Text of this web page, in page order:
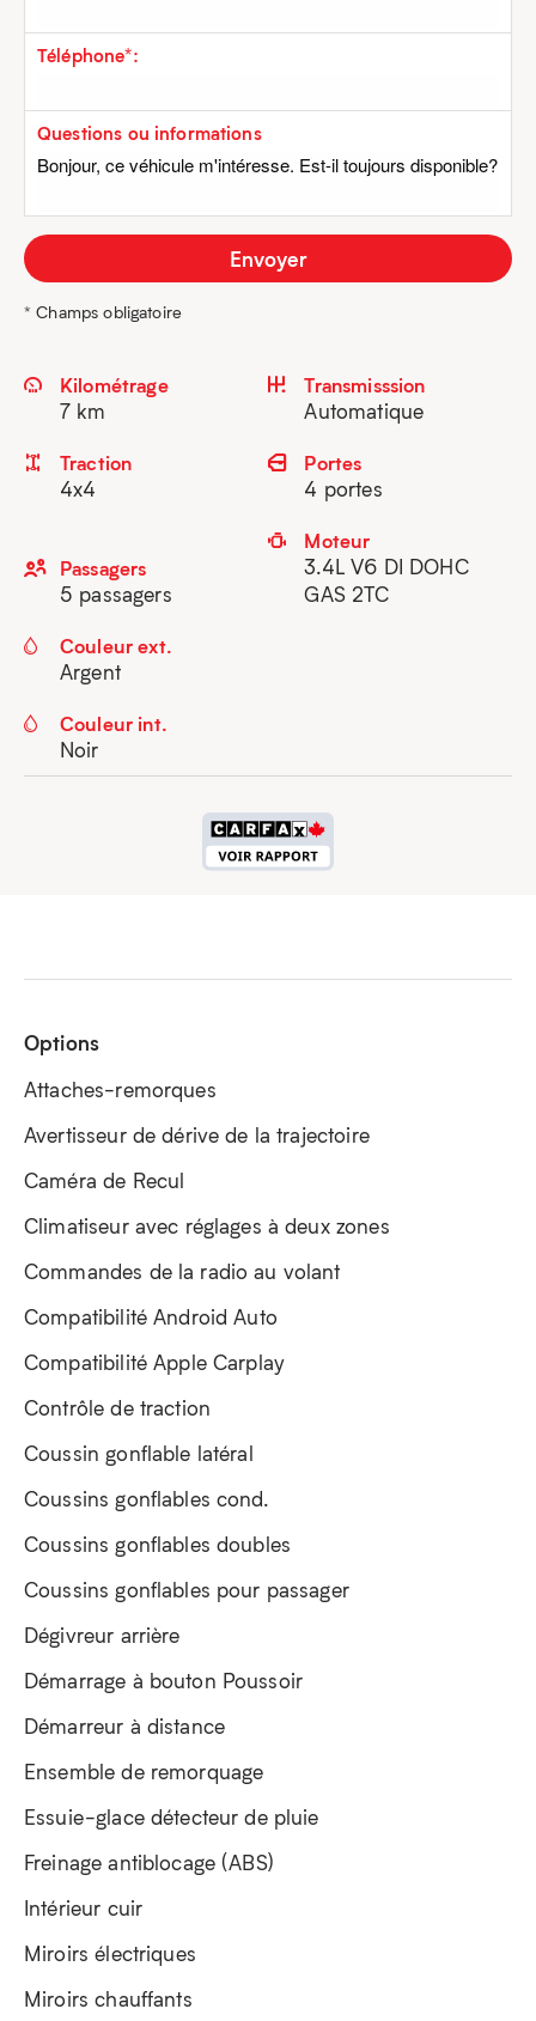
Téléphone*:
Questions ou informations
* Champs obligatoire
Kilométrage
7 km
Transmisssion
Automatique
Traction
4x4
Portes
4 portes
Passagers
5 passagers
Moteur
3.4L V6 DI DOHC
GAS 2TC
Couleur ext.
Argent
Couleur int.
Noir
Options
Attaches-remorques
Avertisseur de dérive de la trajectoire
Caméra de Recul
Climatiseur avec réglages à deux zones
Commandes de la radio au volant
Compatibilité Android Auto
Compatibilité Apple Carplay
Contrôle de traction
Coussin gonflable latéral
Coussins gonflables cond.
Coussins gonflables doubles
Coussins gonflables pour passager
Dégivreur arrière
Démarrage à bouton Poussoir
Démarreur à distance
Ensemble de remorquage
Essuie-glace détecteur de pluie
Freinage antiblocage (ABS)
Intérieur cuir
Miroirs électriques
Miroirs chauffants